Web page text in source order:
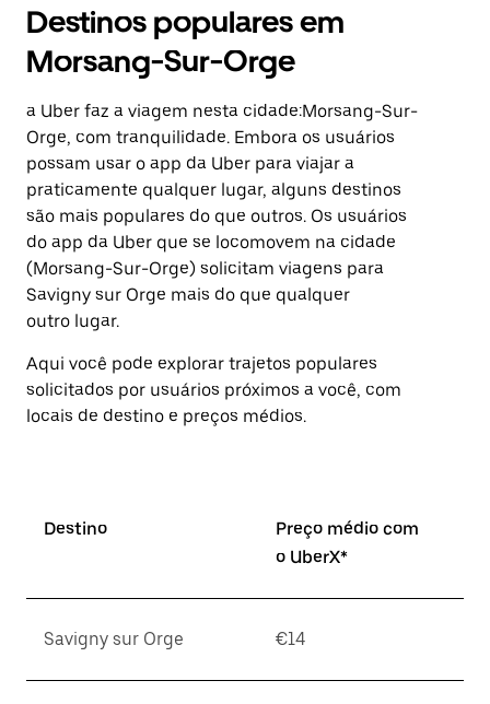
interagir
com
o
calendário
selecionar
uma
data.
Pressione
a
tecla
“ESC”
para
fechar
o
calendário.
Destinos populares em
Morsang-Sur-Orge
a Uber faz a viagem nesta cidade:Morsang-Sur-
Orge, com tranquilidade. Embora os usuários
possam usar o app da Uber para viajar a
praticamente qualquer lugar, alguns destinos
são mais populares do que outros. ⁠Os usuários
do app da Uber que se locomovem na cidade
(Morsang-Sur-Orge) solicitam viagens para
Savigny sur Orge mais do que qualquer
outro lugar.
Aqui você pode explorar trajetos populares
solicitados por usuários próximos a você, com
locais de destino e preços médios.
Destino
Preço médio com
o UberX*
Savigny sur Orge €14